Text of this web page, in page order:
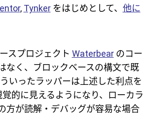
, Tynkerをはじめとして、 他に
スプロジェクト Waterbearのコー
なく、ブロックベースの構文で既
いったラッパーは上述した利点を
的に見えるようになり、ローカラ
方が読解・デバッグが容易な場合